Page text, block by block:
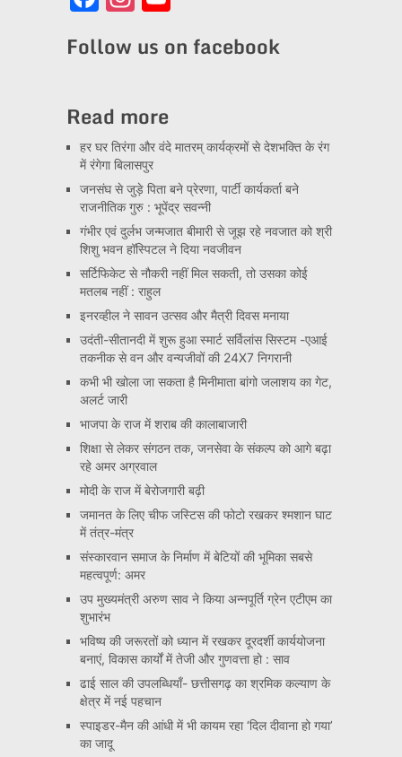
Follow us on facebook
Read more
हर घर तिरंगा और वंदे मातरम् कार्यक्रमों से देशभक्ति के रंग
में रंगेगा बिलासपुर
जनसंघ से जुड़े पिता बने प्रेरणा, पार्टी कार्यकर्ता बने
राजनीतिक गुरु : भूपेंद्र सवन्नी
गंभीर एवं दुर्लभ जन्मजात बीमारी से जूझ रहे नवजात को श्री
शिशु भवन हॉस्पिटल ने दिया नवजीवन
सर्टिफिकेट से नौकरी नहीं मिल सकती, तो उसका कोई
मतलब नहीं : राहुल
इनरव्हील ने सावन उत्सव और मैत्री दिवस मनाया
उदंती-सीतानदी में शुरू हुआ स्मार्ट सर्विलांस सिस्टम -एआई
तकनीक से वन और वन्यजीवों की 24X7 निगरानी
कभी भी खोला जा सकता है मिनीमाता बांगो जलाशय का गेट,
अलर्ट जारी
भाजपा के राज में शराब की कालाबाजारी
शिक्षा से लेकर संगठन तक, जनसेवा के संकल्प को आगे बढ़ा
रहे अमर अग्रवाल
मोदी के राज में बेरोजगारी बढ़ी
जमानत के लिए चीफ जस्टिस की फोटो रखकर श्मशान घाट
में तंत्र-मंत्र
संस्कारवान समाज के निर्माण में बेटियों की भूमिका सबसे
महत्वपूर्ण: अमर
उप मुख्यमंत्री अरुण साव ने किया अन्नपूर्ति ग्रेन एटीएम का
शुभारंभ
भविष्य की जरूरतों को ध्यान में रखकर दूरदर्शी कार्ययोजना
बनाएं, विकास कार्यों में तेजी और गुणवत्ता हो : साव
ढाई साल की उपलब्धियाँ- छत्तीसगढ़ का श्रमिक कल्याण के
क्षेत्र में नई पहचान
स्पाइडर-मैन की आंधी में भी कायम रहा ‘दिल दीवाना हो गया’
का जादू